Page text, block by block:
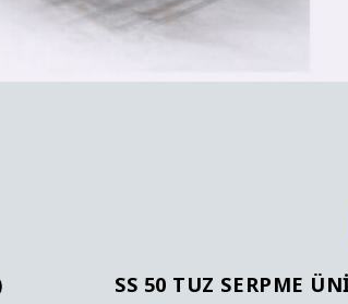
SS 50 TUZ SERPME